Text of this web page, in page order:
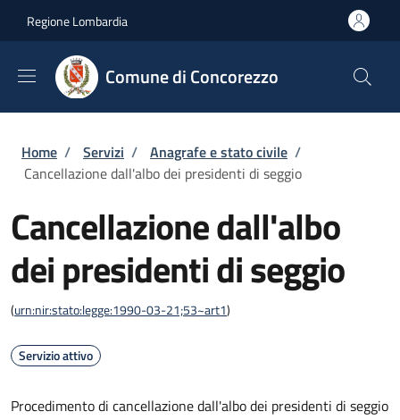
Regione Lombardia
Comune di Concorezzo
Briciole di pane
Home / Servizi / Anagrafe e stato civile /
Cancellazione dall'albo dei presidenti di seggio
Cancellazione dall'albo
dei presidenti di seggio
(urn:nir:stato:legge:1990-03-21;53~art1)
Servizio attivo
Procedimento di cancellazione dall'albo dei presidenti di seggio